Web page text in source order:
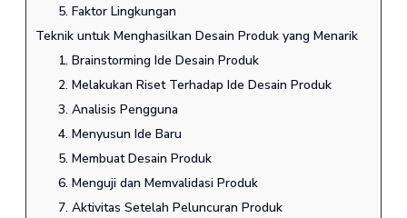
5. Faktor Lingkungan
Teknik untuk Menghasilkan Desain Produk yang Menarik
1. Brainstorming Ide Desain Produk
2. Melakukan Riset Terhadap Ide Desain Produk
3. Analisis Pengguna
4. Menyusun Ide Baru
5. Membuat Desain Produk
6. Menguji dan Memvalidasi Produk
7. Aktivitas Setelah Peluncuran Produk